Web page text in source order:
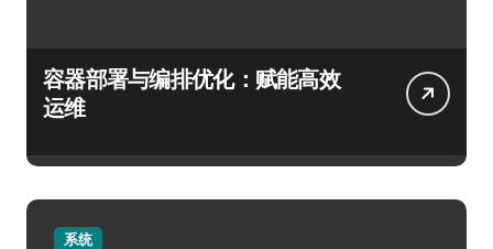
容器部署与编排优化：赋能高效
运维
系统